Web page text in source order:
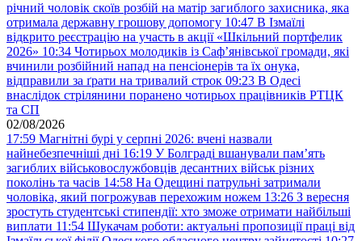
річний чоловік скоїв розбій на матір загиблого захисника, яка
отримала державну грошову допомогу 10:47 В Ізмаїлі
відкрито реєстрацію на участь в акції «Шкільний портфелик
2026» 10:34 Чотирьох молодиків із Саф’янівської громади, які
вчинили розбійний напад на пенсіонерів та їх онука,
відправили за ґрати на тривалий строк 09:23 В Одесі
внаслідок стрілянини поранено чотирьох працівників РТЦК
та СП
02/08/2026
17:59 Магнітні бурі у серпні 2026: вчені назвали
найнебезпечніші дні 16:19 У Болграді вшанували пам’ять
загиблих військовослужбовців десантних військ різних
поколінь та часів 14:58 На Одещині патрульні затримали
чоловіка, який погрожував перехожим ножем 13:26 З вересня
зростуть студентські стипендії: хто зможе отримати найбільші
виплати 11:54 Шукачам роботи: актуальні пропозиції праці від